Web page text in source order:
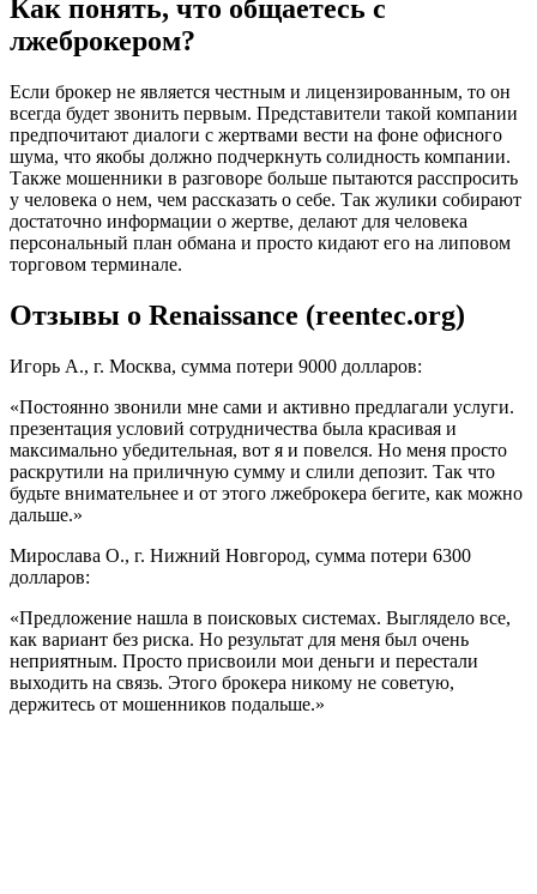
Как понять, что общаетесь с
лжеброкером?
Если брокер не является честным и лицензированным, то он
всегда будет звонить первым. Представители такой компании
предпочитают диалоги с жертвами вести на фоне офисного
шума, что якобы должно подчеркнуть солидность компании.
Также мошенники в разговоре больше пытаются расспросить
у человека о нем, чем рассказать о себе. Так жулики собирают
достаточно информации о жертве, делают для человека
персональный план обмана и просто кидают его на липовом
торговом терминале.
Отзывы о Renaissance (reentec.org)
Игорь А., г. Москва, сумма потери 9000 долларов:
«Постоянно звонили мне сами и активно предлагали услуги.
презентация условий сотрудничества была красивая и
максимально убедительная, вот я и повелся. Но меня просто
раскрутили на приличную сумму и слили депозит. Так что
будьте внимательнее и от этого лжеброкера бегите, как можно
дальше.»
Мирослава О., г. Нижний Новгород, сумма потери 6300
долларов:
«Предложение нашла в поисковых системах. Выглядело все,
как вариант без риска. Но результат для меня был очень
неприятным. Просто присвоили мои деньги и перестали
выходить на связь. Этого брокера никому не советую,
держитесь от мошенников подальше.»